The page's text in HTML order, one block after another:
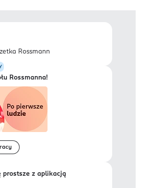
Rossmanna!
prostsze z aplikacją